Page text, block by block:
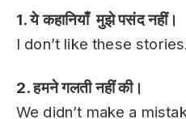
1. ये कहानियाँ मुझे पसंद नहीं।
I don’t like these stories.
2. हमने गलती नहीं की।
We didn’t make a